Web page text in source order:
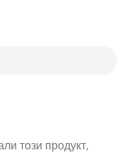
този продукт,